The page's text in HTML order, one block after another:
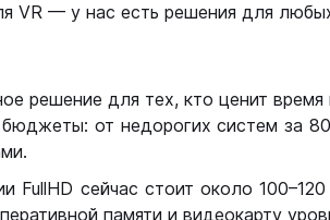
VR — у нас есть решения для
решение для тех, кто ценит
от недорогих систем за
сейчас стоит около 100–120
памяти и видеокарту